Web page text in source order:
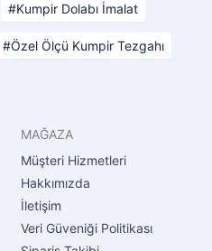
Kumpir Dolabı İmalat
Özel Ölçü Kumpir Tezgahı
MAĞAZA
Müşteri Hizmetleri
Hakkımızda
İletişim
Veri Güveniği Politikası